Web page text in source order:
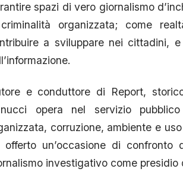
spazi di vero giornalismo
organizzata; come
a sviluppare nei cittadini,
e conduttore di Report,
opera nel servizio
corruzione, ambiente e
offerto un’occasione di
investigativo come presidio